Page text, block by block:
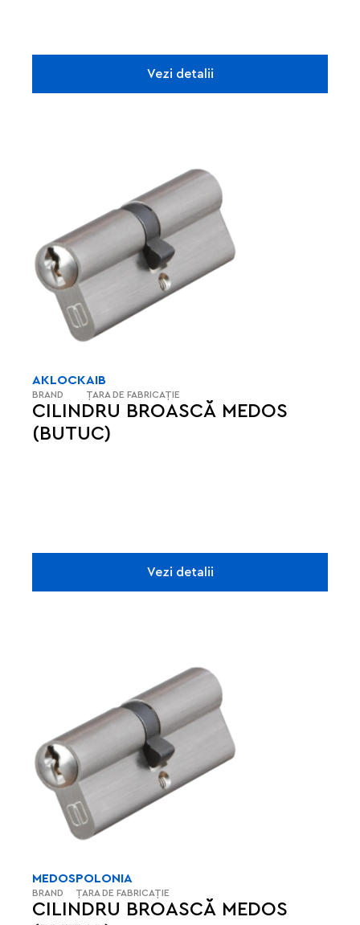
Vezi detalii
CILINDRU BROASCĂ MEDOS
(BUTUC)
AKLOCK
BRAND
AIB
ȚARA DE FABRICAȚIE
Vezi detalii
CILINDRU BROASCĂ MEDOS
MEDOS
BRAND
POLONIA
ȚARA DE FABRICAȚIE